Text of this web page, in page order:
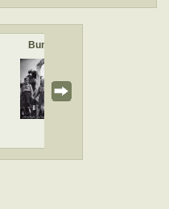
Bundesjugend